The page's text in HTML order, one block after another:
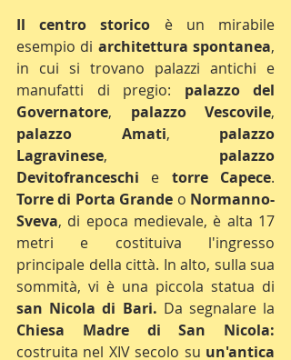
Il centro storico è un mirabile
esempio di architettura spontanea,
in cui si trovano palazzi antichi e
manufatti di pregio: palazzo del
Governatore, palazzo Vescovile
palazzo Amati, palazzo
Lagravinese, palazzo
Devitofranceschi e torre Capece
Torre di Porta Grande o Normanno-
Sveva, di epoca medievale, è alta 17
metri e costituiva l'ingresso
principale della città. In alto, sulla sua
san Nicola di Bari.
Chiesa Madre di San Nicola:
costruita nel XIV secolo su un'antica